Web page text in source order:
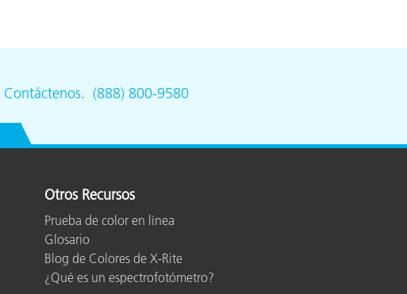
Contáctenos. (888) 800-9580
Otros Recursos
Prueba de color en línea
Glosario
Blog de Colores de X-Rite
¿Qué es un espectrofotómetro?